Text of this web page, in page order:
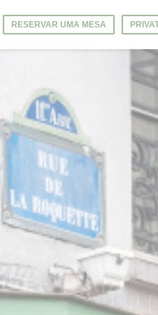
RESERVAR UMA MESA